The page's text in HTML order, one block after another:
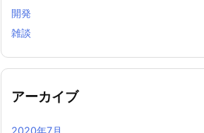
開発
雑談
アーカイブ
2020年7月